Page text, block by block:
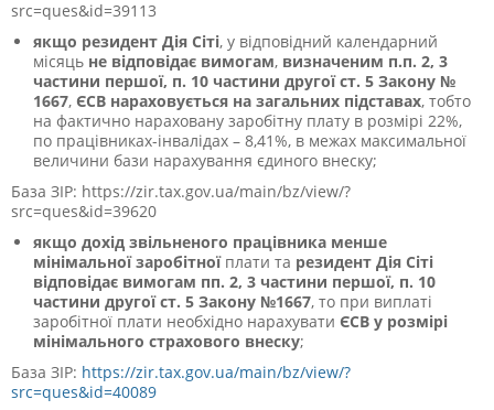
src=ques&id=39113
якщо резидент Дія Сіті, у відповідний календарний
місяць не відповідає вимогам, визначеним п.п. 2, 3
частини першої, п. 10 частини другої ст. 5 Закону №
1667, ЄСВ нараховується на загальних підставах, тобто
на фактично нараховану заробітну плату в розмірі 22%,
по працівниках-інвалідах – 8,41%, в межах максимальної
величини бази нарахування єдиного внеску;
База ЗІР: https://zir.tax.gov.ua/main/bz/view/?
src=ques&id=39620
якщо дохід звільненого працівника менше
мінімальної заробітноїплати та резидент Дія Сіті
відповідає вимогам пп. 2, 3 частини першої, п. 10
частини другої ст. 5 Закону №1667, то при виплаті
заробітної плати необхідно нарахувати ЄСВ у розмірі
мінімального страхового внеску;
База ЗІР: https://zir.tax.gov.ua/main/bz/view/?
src=ques&id=40089